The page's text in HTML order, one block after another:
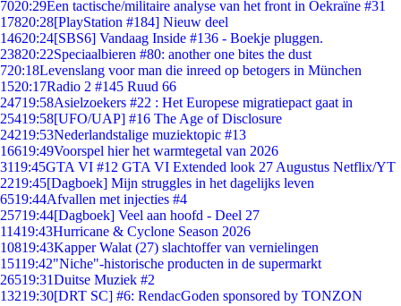
7020:29Een tactische/militaire analyse van het front in Oekraïne #31
17820:28[PlayStation #184] Nieuw deel
14620:24[SBS6] Vandaag Inside #136 - Boekje pluggen.
23820:22Speciaalbieren #80: another one bites the dust
720:18Levenslang voor man die inreed op betogers in München
1520:17Radio 2 #145 Ruud 66
24719:58Asielzoekers #22 : Het Europese migratiepact gaat in
25419:58[UFO/UAP] #16 The Age of Disclosure
24219:53Nederlandstalige muziektopic #13
16619:49Voorspel hier het warmtegetal van 2026
3119:45GTA VI #12 GTA VI Extended look 27 Augustus Netflix/YT
2219:45[Dagboek] Mijn struggles in het dagelijks leven
6519:44Afvallen met injecties #4
25719:44[Dagboek] Veel aan hoofd - Deel 27
11419:43Hurricane & Cyclone Season 2026
10819:43Kapper Walat (27) slachtoffer van vernielingen
15119:42"Niche"-historische producten in de supermarkt
26519:31Duitse Muziek #2
13219:30[DRT SC] #6: RendacGoden sponsored by TONZON